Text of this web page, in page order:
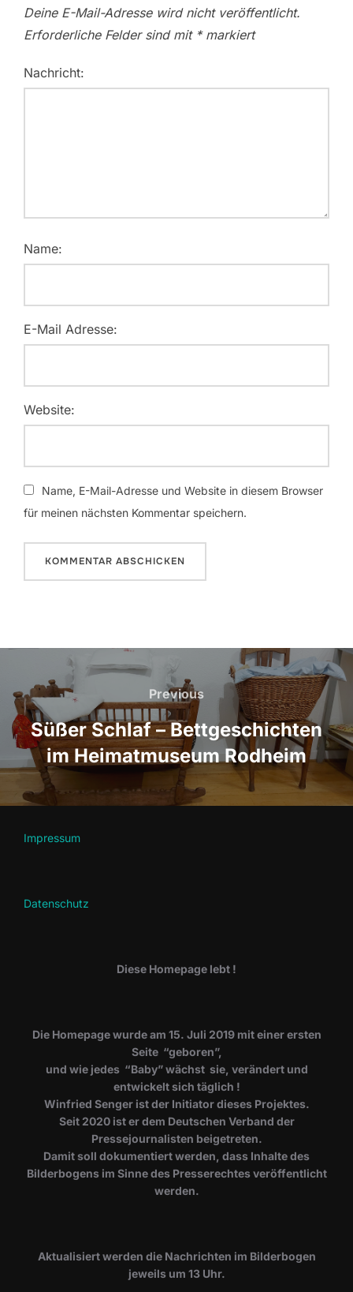
Deine E-Mail-Adresse wird nicht veröffentlicht.
Erforderliche Felder sind mit *markiert
Nachricht:
Name:
E-Mail Adresse:
Website:
Name, E-Mail-Adresse und Website in diesem Browser
für meinen nächsten Kommentar speichern.
Beitragsnavigation
Previous
Previous
Süßer Schlaf – Bettgeschichten
im Heimatmuseum Rodheim
Impressum
Datenschutz
Diese Homepage lebt !
Die Homepage wurde am 15. Juli 2019 mit einer ersten
Seite “geboren”,
und wie jedes “Baby” wächst sie, verändert und
entwickelt sich täglich !
Winfried Senger ist der Initiator dieses Projektes.
Seit 2020 ist er dem Deutschen Verband der
Pressejournalisten beigetreten.
Damit soll dokumentiert werden, dass Inhalte des
Bilderbogens im Sinne des Presserechtes veröffentlicht
werden.
​Aktualisiert werden die Nachrichten im Bilderbogen
jeweils um 13 Uhr.